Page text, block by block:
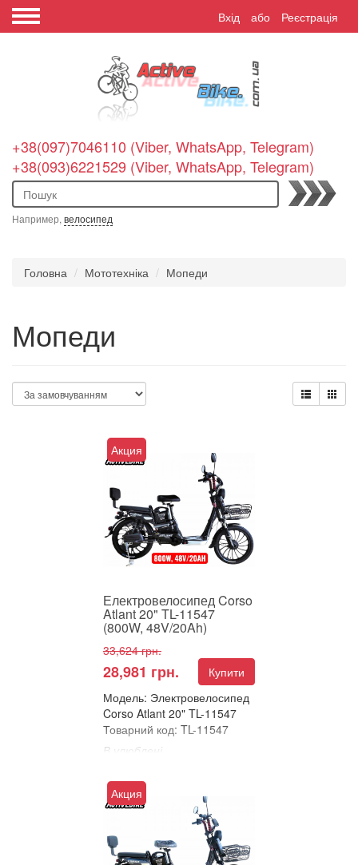
Вхід або Реєстрація
+38(097)7046110 (Viber, WhatsApp, Telegram)
+38(093)6221529 (Viber, WhatsApp, Telegram)
Пошук
Например, велосипед
Головна Мототехніка Мопеди
Мопеди
Акция
Електровелосипед Corso
Atlant 20" TL-11547
(800W, 48V/20Ah)
33,624 грн.
28,981 грн.
Купити
Модель: Электровелосипед
Corso Atlant 20" TL-11547
Товарний код: TL-11547
В улюблені
ЕЛЕКТРОВЕЛОСИПЕД
CORSO ATLANT 20" –
НАДІЙНА КЛАСИКА ТА
ТЕХНОЛОГІЇ В КОМПАКТІ!
Пропонуємо унів...
Акция